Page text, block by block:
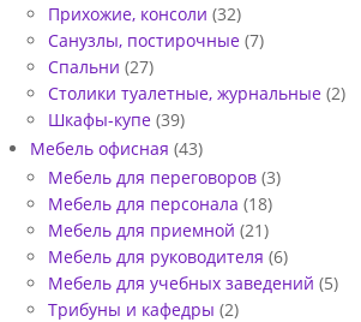
Прихожие, консоли (32)
Санузлы, постирочные (7)
Спальни (27)
Столики туалетные, журнальные (2)
Шкафы-купе (39)
Мебель офисная (43)
Мебель для переговоров (3)
Мебель для персонала (18)
Мебель для приемной (21)
Мебель для руководителя (6)
Мебель для учебных заведений (5)
Трибуны и кафедры (2)